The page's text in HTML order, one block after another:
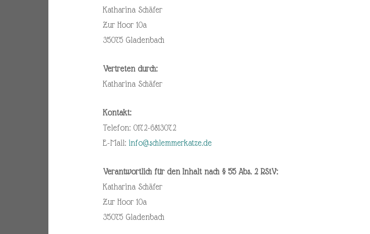
Katharina Schäfer
Zur Hoor 10a
35075 Gladenbach
Vertreten durch:
Katharina Schäfer
Kontakt:
Telefon: 0172-6813072
E-Mail: info@schlemmerkatze.de
Verantwortlich für den Inhalt nach § 55 Abs. 2 RStV:
Katharina Schäfer
Zur Hoor 10a
35075 Gladenbach